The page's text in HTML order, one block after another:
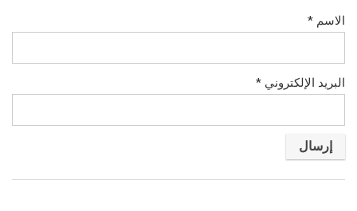
الاسم *
البريد الإلكتروني *